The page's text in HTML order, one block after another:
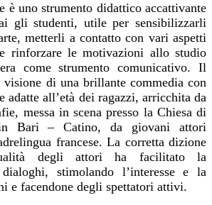
è uno strumento didattico accattivante
gli studenti, utile per sensibilizzarli
metterli a contatto con vari aspetti
rinforzare le motivazioni allo studio
come strumento comunicativo. Il
visione di una brillante commedia con
adatte all’età dei ragazzi, arricchita da
messa in scena presso la Chiesa di
Bari – Catino, da giovani attori
francese. La corretta dizione
degli attori ha facilitato la
stimolando l’interesse e la
e facendone degli spettatori attivi.